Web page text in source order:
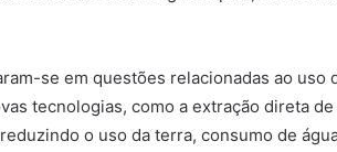
se em questões relacionadas ao uso
tecnologias, como a extração direta
o uso da terra, consumo de